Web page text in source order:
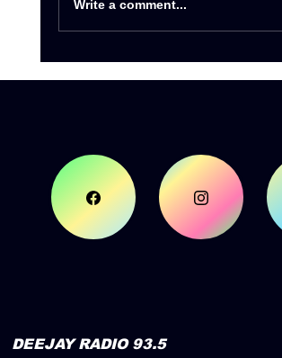
Write a comment...
DEEJAY RADIO 93.5